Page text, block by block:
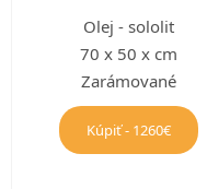
Olej - sololit
70 x 50 x cm
Zarámované
Kúpiť - 1260€